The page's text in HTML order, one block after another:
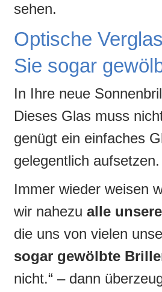
sehen.
Optische
Sie sogar
In Ihre neue
Dieses Glas muss
genügt ein einfaches
gelegentlich aufsetzen.
Immer wieder weisen
wir nahezu alle
die uns von vielen
sogar gewölbte
nicht.“ – dann